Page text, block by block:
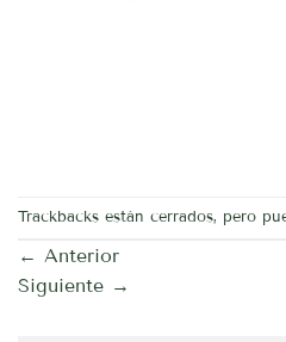
Trackbacks están cerrados, pero
← Anterior
Siguiente →